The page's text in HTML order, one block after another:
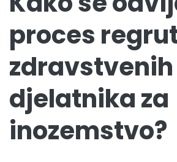
proces
zdravstvenih
djelatnika za
inozemstvo?